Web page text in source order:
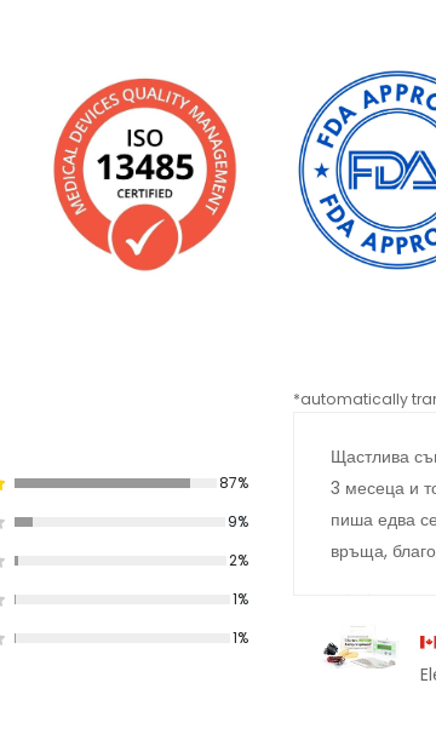
87%
9%
2%
1%
1%
*automatically
Щастлива
3 месеца и
пиша едва
връща,